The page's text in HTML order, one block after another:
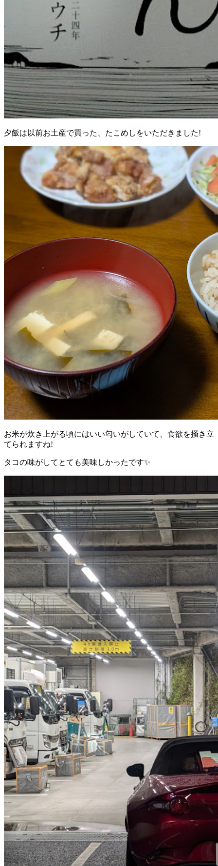
夕飯は以前お土産で買った、たこめしをいただきました!
お米が炊き上がる頃にはいい匂いがしていて、食欲を掻き立
てられますね!
タコの味がしてとても美味しかったです✨